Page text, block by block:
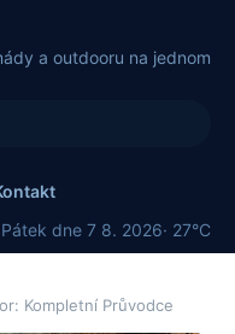
a outdooru na jednom
dne 7 8. 2026· 27°C
Kompletní Průvodce